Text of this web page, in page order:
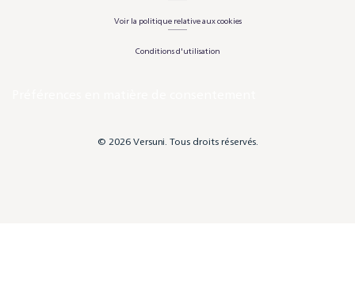
Voir la politique relative aux cookies
Conditions d'utilisation
© 2026 Versuni. Tous droits réservés.